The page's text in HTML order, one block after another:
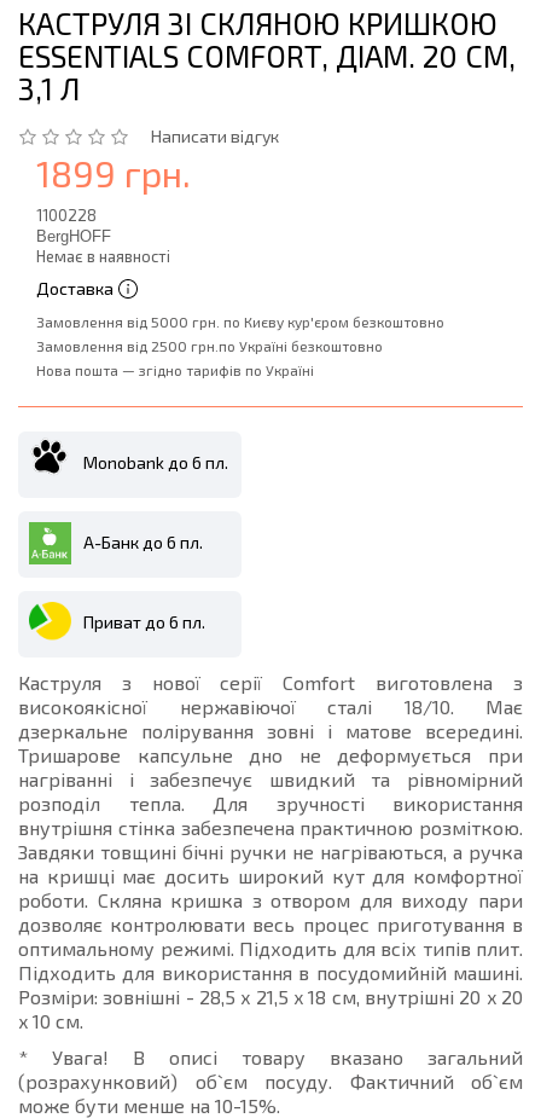
КАСТРУЛЯ ЗІ СКЛЯНОЮ КРИШКОЮ
ESSENTIALS COMFORT, ДІАМ. 20 СМ,
3,1 Л
Написати відгук
1899 грн.
1100228
BergHOFF
Немає в наявності
Доставка
Замовлення від 5000 грн. по Києву кур'єром безкоштовно
Замовлення від 2500 грн.по Україні безкоштовно
Нова пошта — згідно тарифів по Україні
Monobank до 6 пл.
А-Банк до 6 пл.
Приват до 6 пл.
Каструля з нової серії Comfort виготовлена ​​з
високоякісної нержавіючої сталі 18/10. Має
дзеркальне полірування зовні і матове всередині.
Тришарове капсульне дно не деформується при
нагріванні і забезпечує швидкий та рівномірний
розподіл тепла. Для зручності використання
внутрішня стінка забезпечена практичною розміткою.
Завдяки товщині бічні ручки не нагріваються, а ручка
на кришці має досить широкий кут для комфортної
роботи. Скляна кришка з отвором для виходу пари
дозволяє контролювати весь процес приготування в
оптимальному режимі. Підходить для всіх типів плит.
Підходить для використання в посудомийній машині.
Розміри: зовнішні - 28,5 x 21,5 x 18 см, внутрішні 20 x 20
x 10 см.
* Увага! В описі товару вказано загальний
(розрахунковий) об`єм посуду. Фактичний об`єм
може бути менше на 10-15%.